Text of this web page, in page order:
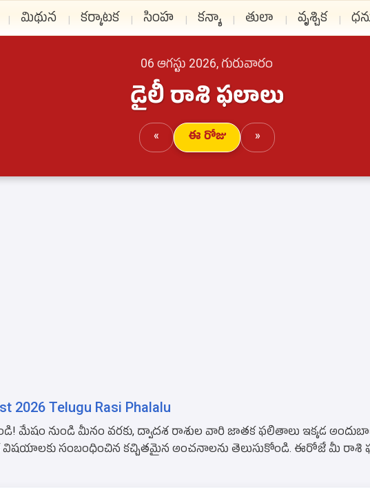
మిథున కర్కాటక సింహ కన్యా తులా వృశ్చిక
06 ఆగస్టు 2026, గురువారం
డైలీ రాశి ఫలాలు
« ఈ రోజు »
Telugu Rasi Phalalu
మేషం నుండి మీనం వరకు, ద్వాదశ రాశుల వారి జాతక ఫలితాలు ఇక్కడ
విషయాలకు సంబంధించిన కచ్చితమైన అంచనాలను తెలుసుకోండి. ఈరోజే మీ రాశి